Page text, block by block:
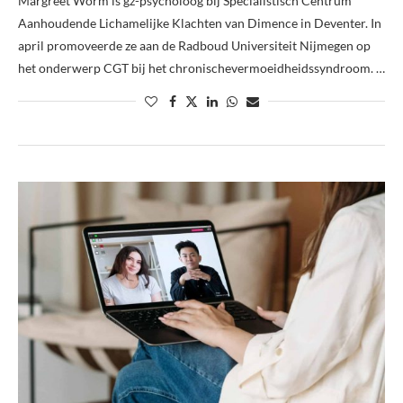
Aanhoudende Lichamelijke Klachten van Dimence in Deventer. In
april promoveerde ze aan de Radboud Universiteit Nijmegen op
het onderwerp CGT bij het chronischevermoeidheidssyndroom. …